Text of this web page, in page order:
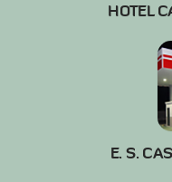
HOTEL
E. S.